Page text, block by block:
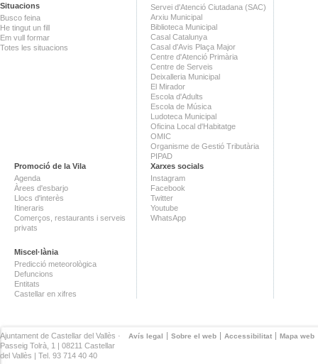
Situacions
Busco feina
He tingut un fill
Em vull formar
Totes les situacions
Servei d'Atenció Ciutadana (SAC)
Arxiu Municipal
Biblioteca Municipal
Casal Catalunya
Casal d'Avis Plaça Major
Centre d'Atenció Primària
Centre de Serveis
Deixalleria Municipal
El Mirador
Escola d'Adults
Escola de Música
Ludoteca Municipal
Oficina Local d'Habitatge
OMIC
Organisme de Gestió Tributària
PIPAD
Promoció de la Vila
Agenda
Àrees d'esbarjo
Llocs d'interès
Itineraris
Comerços, restaurants i serveis
privats
Miscel·lània
Predicció meteorològica
Defuncions
Entitats
Castellar en xifres
Xarxes socials
Instagram
Facebook
Twitter
Youtube
WhatsApp
Avís legal Sobre el web Accessibilitat Mapa web
Ajuntament de Castellar del Vallès ·
Passeig Tolrà, 1 | 08211 Castellar
del Vallès | Tel. 93 714 40 40